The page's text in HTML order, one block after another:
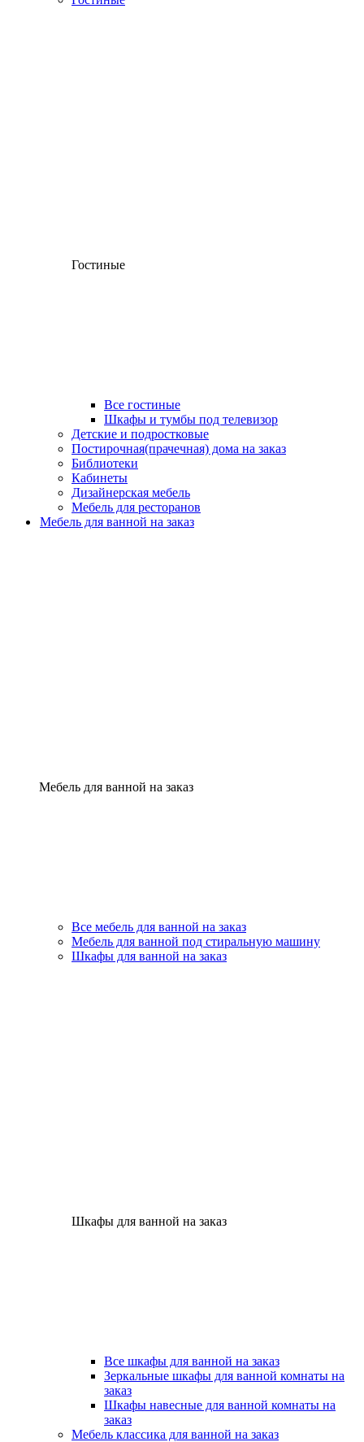
Гостиные
Все гостиные
Шкафы и тумбы под телевизор
Детские и подростковые
Постирочная(прачечная) дома на заказ
Библиотеки
Кабинеты
Дизайнерская мебель
Мебель для ресторанов
Мебель для ванной на заказ
Мебель для ванной на заказ
Все мебель для ванной на заказ
Мебель для ванной под стиральную машину
Шкафы для ванной на заказ
Шкафы для ванной на заказ
Все шкафы для ванной на заказ
Зеркальные шкафы для ванной комнаты на
заказ
Шкафы навесные для ванной комнаты на
заказ
Мебель классика для ванной на заказ